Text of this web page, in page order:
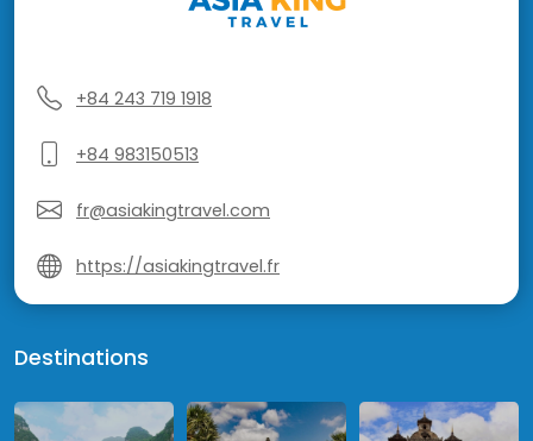
+84 243 719 1918
+84 983150513
fr@asiakingtravel.com
https://asiakingtravel.fr
Destinations